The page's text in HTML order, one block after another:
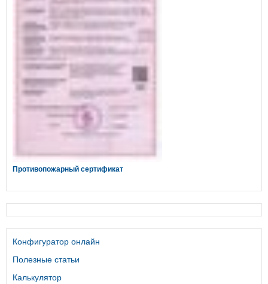
Противопожарный сертификат
Конфигуратор онлайн
Полезные статьи
Калькулятор